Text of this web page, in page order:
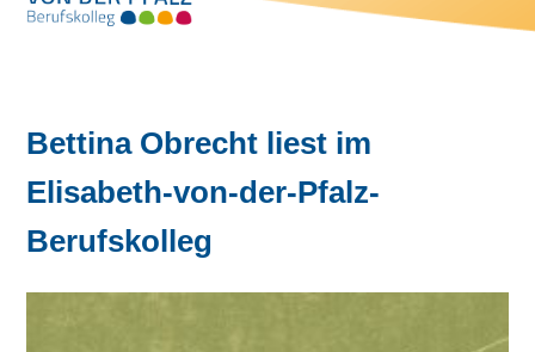
Bettina Obrecht liest im
Elisabeth-von-der-Pfalz-
Berufskolleg